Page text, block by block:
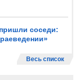
соседи:
Весь список